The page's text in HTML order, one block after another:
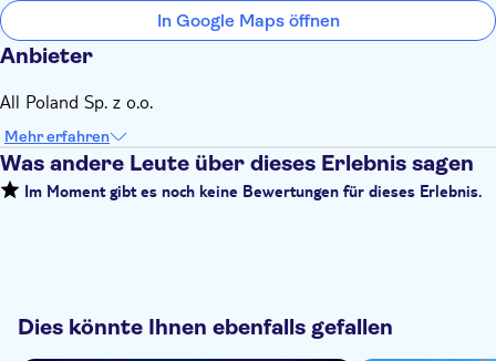
In Google Maps öffnen
Anbieter
All Poland Sp. z o.o.
Mehr erfahren
Was andere Leute über dieses Erlebnis sagen
Im Moment gibt es noch keine Bewertungen für dieses Erlebnis.
Dies könnte Ihnen ebenfalls gefallen